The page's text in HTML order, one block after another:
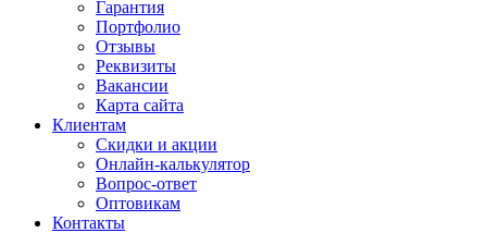
Гарантия
Портфолио
Отзывы
Реквизиты
Вакансии
Карта сайта
Клиентам
Скидки и акции
Онлайн-калькулятор
Вопрос-ответ
Оптовикам
Контакты